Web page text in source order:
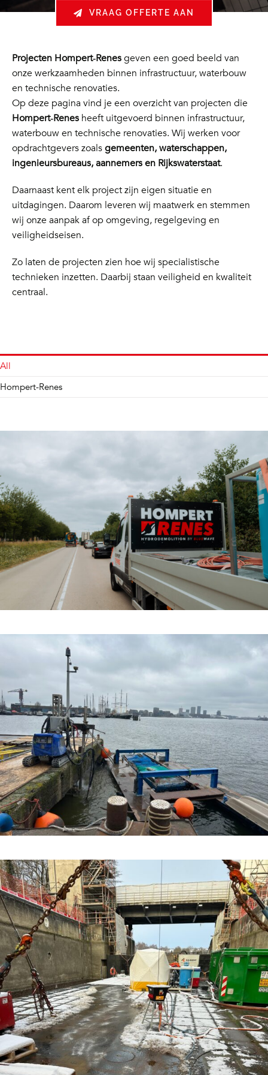
VRAAG OFFERTE AAN
Projecten Hompert‑Renesgeven een goed beeld van
onze werkzaamheden binnen infrastructuur, waterbouw
en technische renovaties.
Op deze pagina vind je een overzicht van projecten die
Hompert‑Renesheeft uitgevoerd binnen infrastructuur,
waterbouw en technische renovaties. Wij werken voor
opdrachtgevers zoalsgemeenten, waterschappen,
ingenieursbureaus, aannemers en Rijkswaterstaat.
Daarnaast kent elk project zijn eigen situatie en
uitdagingen. Daarom leveren wij maatwerk en stemmen
wij onze aanpak af op omgeving, regelgeving en
veiligheidseisen.
Zo laten de projecten zien hoe wij specialistische
technieken inzetten. Daarbij staan veiligheid en kwaliteit
centraal.
All
Hompert-Renes